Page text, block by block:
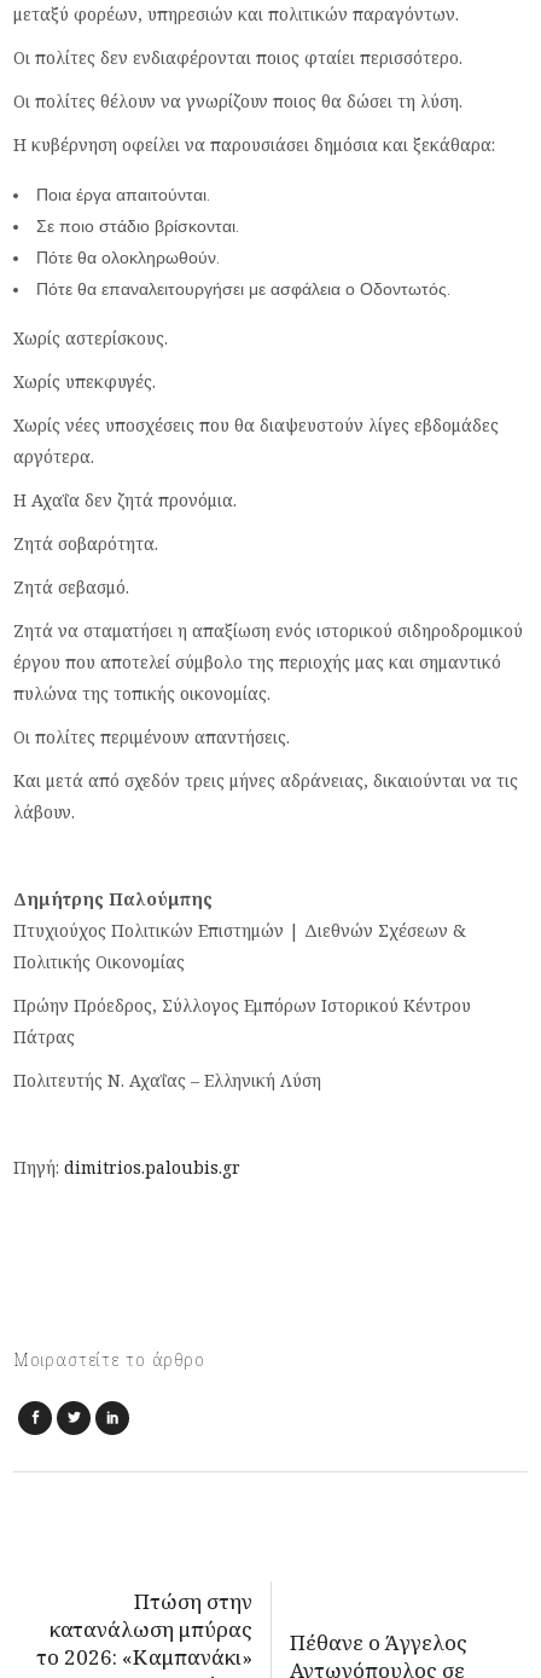
μεταξύ φορέων, υπηρεσιών και πολιτικών παραγόντων.
Οι πολίτες δεν ενδιαφέρονται ποιος φταίει περισσότερο.
Οι πολίτες θέλουν να γνωρίζουν ποιος θα δώσει τη λύση.
Η κυβέρνηση οφείλει να παρουσιάσει δημόσια και ξεκάθαρα:
Ποια έργα απαιτούνται.
Σε ποιο στάδιο βρίσκονται.
Πότε θα ολοκληρωθούν.
Πότε θα επαναλειτουργήσει με ασφάλεια ο Οδοντωτός.
Χωρίς αστερίσκους.
Χωρίς υπεκφυγές.
Χωρίς νέες υποσχέσεις που θα διαψευστούν λίγες εβδομάδες
αργότερα.
Η Αχαΐα δεν ζητά προνόμια.
Ζητά σοβαρότητα.
Ζητά σεβασμό.
Ζητά να σταματήσει η απαξίωση ενός ιστορικού σιδηροδρομικού
έργου που αποτελεί σύμβολο της περιοχής μας και σημαντικό
πυλώνα της τοπικής οικονομίας.
Οι πολίτες περιμένουν απαντήσεις.
Και μετά από σχεδόν τρεις μήνες αδράνειας, δικαιούνται να τις
λάβουν.
Δημήτρης Παλούμπης
Πτυχιούχος Πολιτικών Επιστημών | Διεθνών Σχέσεων &
Πολιτικής Οικονομίας
Πρώην Πρόεδρος, Σύλλογος Εμπόρων Ιστορικού Κέντρου
Πάτρας
Πολιτευτής Ν. Αχαΐας – Ελληνική Λύση
Πηγή:dimitrios.paloubis.gr
Μοιραστείτε το άρθρο
Πτώση στην
κατανάλωση μπύρας
το 2026: «Καμπανάκι»
Πέθανε ο Άγγελος
Αντωνόπουλος σε